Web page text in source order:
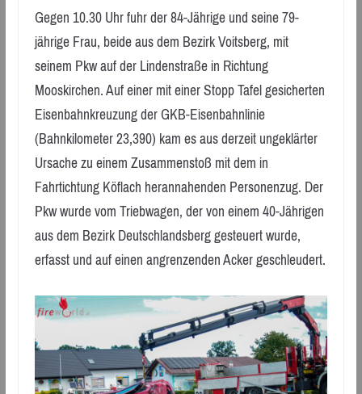
Gegen 10.30 Uhr fuhr der 84-Jährige und seine 79-
jährige Frau, beide aus dem Bezirk Voitsberg, mit
seinem Pkw auf der Lindenstraße in Richtung
Mooskirchen. Auf einer mit einer Stopp Tafel gesicherten
Eisenbahnkreuzung der GKB-Eisenbahnlinie
(Bahnkilometer 23,390) kam es aus derzeit ungeklärter
Ursache zu einem Zusammenstoß mit dem in
Fahrtichtung Köflach herannahenden Personenzug. Der
Pkw wurde vom Triebwagen, der von einem 40-Jährigen
aus dem Bezirk Deutschlandsberg gesteuert wurde,
erfasst und auf einen angrenzenden Acker geschleudert.